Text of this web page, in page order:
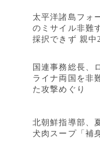
太平洋諸島フォ
のミサイル非難
採択できず 親中
国連事務総長、
ライナ両国を非
た攻撃めぐり
北朝鮮指導部、
犬肉スープ「補